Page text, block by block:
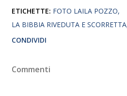
ETICHETTE: FOTO LAILA POZZO
LA BIBBIA RIVEDUTA E SCORRETTA
CONDIVIDI
Commenti